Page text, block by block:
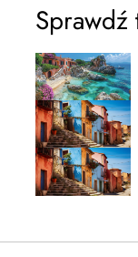
Sprawdź